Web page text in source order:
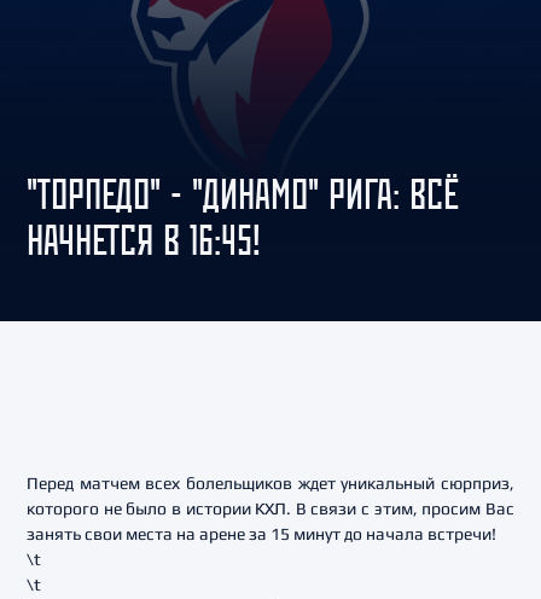
"ТОРПЕДО" - "ДИНАМО" РИГА: ВСЁ
НАЧНЕТСЯ В 16:45!
Перед матчем всех болельщиков ждет уникальный сюрприз,
которого не было в истории КХЛ. В связи с этим, просим Вас
занять свои места на арене за 15 минут до начала встречи!
\t
\t